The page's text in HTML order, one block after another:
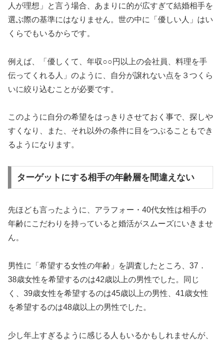
人が理想」と言う場合、あまりに的が広すぎて結婚相手を
選ぶ際の基準にはなりません。世の中に「優しい人」はい
くらでもいるからです。
例えば、「優しくて、年収○○円以上の会社員、料理を手
伝ってくれる人」のように、自分が譲れない点を３つくら
いに絞り込むことが必要です。
このように自分の希望をはっきりさせておく事で、探しや
すくなり、また、それ以外の条件に目をつぶることもでき
るようになります。
ターゲットにする相手の年齢層を間違えない
先ほども言ったように、アラフォー・40代女性は相手の
年齢にこだわりを持っていると婚活がスムーズにいきませ
ん。
男性に「希望する女性の年齢」を調査したところ、37．
38歳女性を希望するのは42歳以上の男性でした。同じ
く、39歳女性を希望するのは45歳以上の男性、41歳女性
を希望するのは48歳以上の男性でした。
少し年上すぎるように感じる人もいるかもしれませんが、